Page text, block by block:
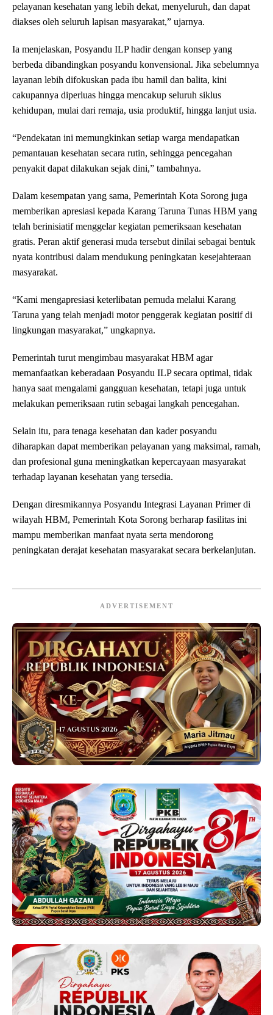
pelayanan kesehatan yang lebih dekat, menyeluruh, dan dapat
diakses oleh seluruh lapisan masyarakat,” ujarnya.
Ia menjelaskan, Posyandu ILP hadir dengan konsep yang
berbeda dibandingkan posyandu konvensional. Jika sebelumnya
layanan lebih difokuskan pada ibu hamil dan balita, kini
cakupannya diperluas hingga mencakup seluruh siklus
kehidupan, mulai dari remaja, usia produktif, hingga lanjut usia.
“Pendekatan ini memungkinkan setiap warga mendapatkan
pemantauan kesehatan secara rutin, sehingga pencegahan
penyakit dapat dilakukan sejak dini,” tambahnya.
Dalam kesempatan yang sama, Pemerintah Kota Sorong juga
memberikan apresiasi kepada Karang Taruna Tunas HBM yang
telah berinisiatif menggelar kegiatan pemeriksaan kesehatan
gratis. Peran aktif generasi muda tersebut dinilai sebagai bentuk
nyata kontribusi dalam mendukung peningkatan kesejahteraan
masyarakat.
“Kami mengapresiasi keterlibatan pemuda melalui Karang
Taruna yang telah menjadi motor penggerak kegiatan positif di
lingkungan masyarakat,” ungkapnya.
Pemerintah turut mengimbau masyarakat HBM agar
memanfaatkan keberadaan Posyandu ILP secara optimal, tidak
hanya saat mengalami gangguan kesehatan, tetapi juga untuk
melakukan pemeriksaan rutin sebagai langkah pencegahan.
Selain itu, para tenaga kesehatan dan kader posyandu
diharapkan dapat memberikan pelayanan yang maksimal, ramah,
dan profesional guna meningkatkan kepercayaan masyarakat
terhadap layanan kesehatan yang tersedia.
Dengan diresmikannya Posyandu Integrasi Layanan Primer di
wilayah HBM, Pemerintah Kota Sorong berharap fasilitas ini
mampu memberikan manfaat nyata serta mendorong
peningkatan derajat kesehatan masyarakat secara berkelanjutan.
ADVERTISEMENT